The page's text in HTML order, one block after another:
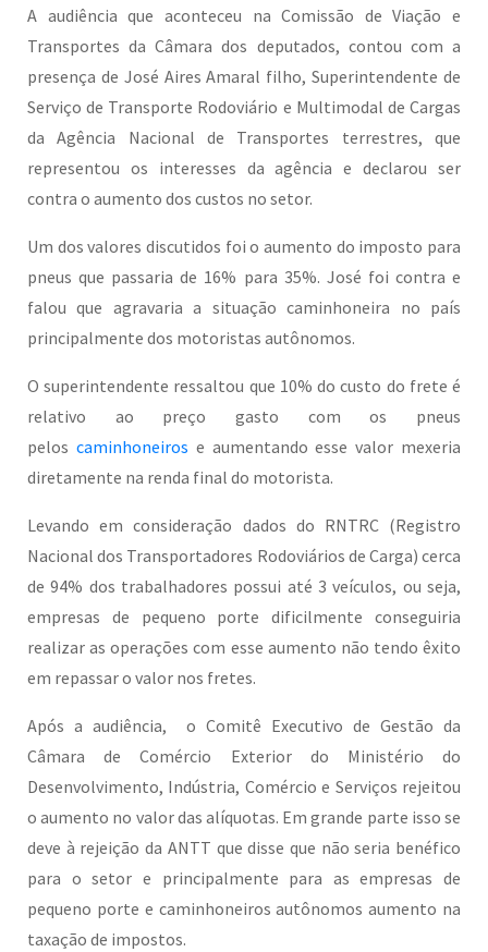
A audiência que aconteceu na Comissão de Viação e
Transportes da Câmara dos deputados, contou com a
presença de José Aires Amaral filho, Superintendente de
Serviço de Transporte Rodoviário e Multimodal de Cargas
da Agência Nacional de Transportes terrestres, que
representou os interesses da agência e declarou ser
contra o aumento dos custos no setor.
Um dos valores discutidos foi o aumento do imposto para
pneus que passaria de 16% para 35%. José foi contra e
falou que agravaria a situação caminhoneira no país
principalmente dos motoristas autônomos.
O superintendente ressaltou que 10% do custo do frete é
relativo ao preço gasto com os pneus
pelos caminhoneiros e aumentando esse valor mexeria
diretamente na renda final do motorista.
Levando em consideração dados do RNTRC (Registro
Nacional dos Transportadores Rodoviários de Carga) cerca
de 94% dos trabalhadores possui até 3 veículos, ou seja,
empresas de pequeno porte dificilmente conseguiria
realizar as operações com esse aumento não tendo êxito
em repassar o valor nos fretes.
Após a audiência, o Comitê Executivo de Gestão da
Câmara de Comércio Exterior do Ministério do
Desenvolvimento, Indústria, Comércio e Serviços rejeitou
o aumento no valor das alíquotas. Em grande parte isso se
deve à rejeição da ANTT que disse que não seria benéfico
para o setor e principalmente para as empresas de
pequeno porte e caminhoneiros autônomos aumento na
taxação de impostos.